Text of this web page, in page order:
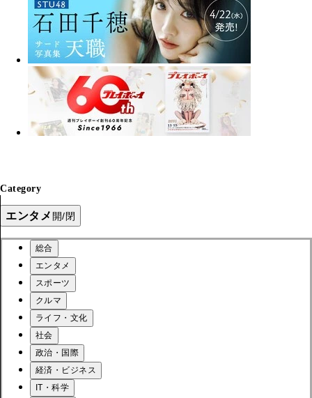
Category
エンタメ 開/閉
総合
エンタメ
スポーツ
クルマ
ライフ・文化
社会
政治・国際
経済・ビジネス
IT・科学